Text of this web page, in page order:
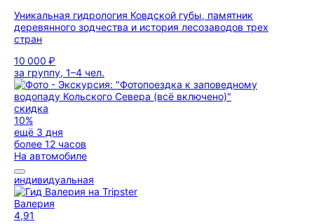
Уникальная гидрология Ковдской губы, памятник
деревянного зодчества и история лесозаводов трех
стран
10 000 ₽
за группу, 1–4 чел.
скидка
10%
ещё 3 дня
более 12 часов
На автомобиле
индивидуальная
Валерия
4,91